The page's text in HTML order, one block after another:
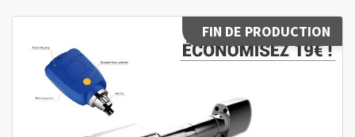
FIN DE PRODUCTION